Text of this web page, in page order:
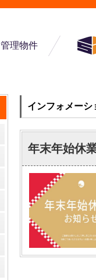
管理物件
インフォメーシ
年末年始休